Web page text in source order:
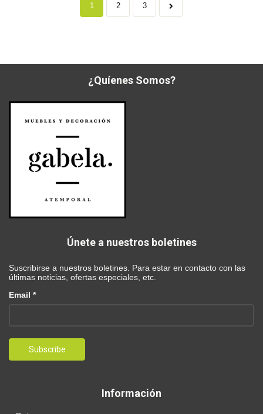
1 2 3
¿Quíenes Somos?
Únete a nuestros boletines
Suscribirse a nuestros boletines. Para estar en contacto con las
últimas noticias, ofertas especiales, etc.
Email *
Información